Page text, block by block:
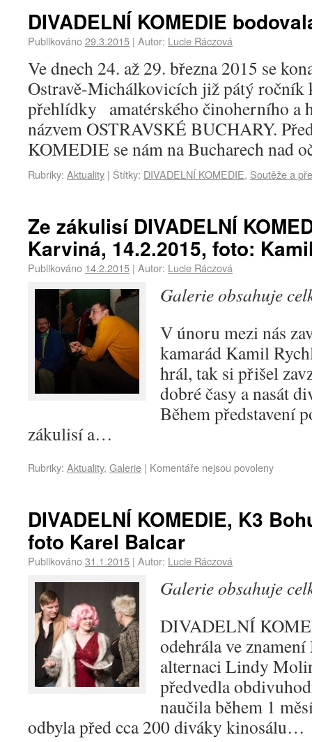
DIVADELNÍ KOMEDIE
Publikováno29.3.2015 | Autor: Lucie Ráczová
Ve dnech 24. až 29. března 2015 se
Ostravě-Michálkovicích již pátý ročník
přehlídky amatérského činoherního a
názvem OSTRAVSKÉ BUCHARY.
KOMEDIE se nám na Bucharech nad
Rubriky: Aktuality | Štítky: DIVADELNÍ KOMEDIE, Soutěže a
Ze zákulisí DIVADELNÍ
Karviná, 14.2.2015, foto:
Publikováno 14.2.2015 | Autor: Lucie Ráczová
Galerie obsahuje
V únoru mezi nás
kamarád Kamil
hrál, tak si přišel
dobré časy a nasát
Během představení
zákulisí a…
Rubriky: Aktuality, Galerie | Komentáře nejsou povoleny
DIVADELNÍ KOMEDIE, K3
foto Karel Balcar
Publikováno31.1.2015 | Autor: Lucie Ráczová
Galerie obsahuje
DIVADELNÍ
odehrála ve
alternaci Lindy
předvedla
naučila během 1
odbyla před cca 200 diváky kinosálu…